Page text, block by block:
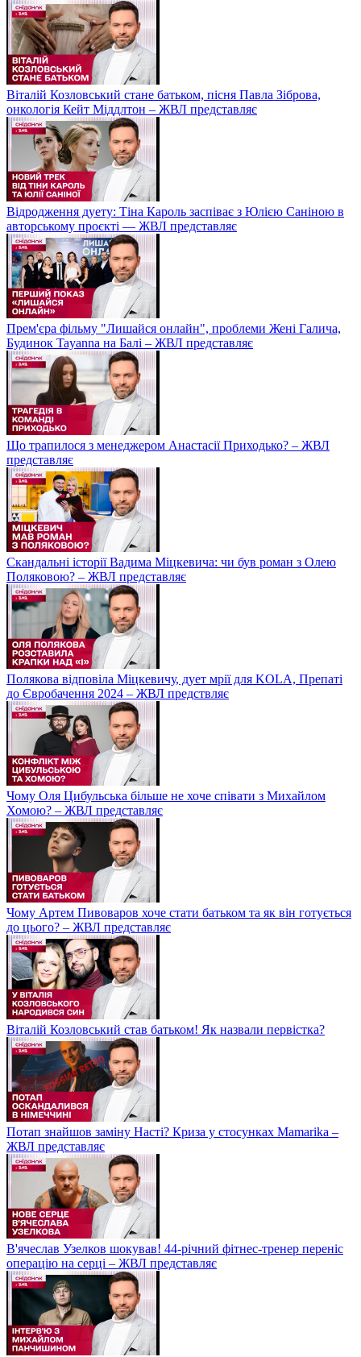
Віталій Козловський стане батьком, пісня Павла Зіброва,
онкологія Кейт Міддлтон – ЖВЛ представляє
Відродження дуету: Тіна Кароль заспіває з Юлією Саніною в
авторському проєкті — ЖВЛ представляє
Прем'єра фільму "Лишайся онлайн", проблеми Жені Галича,
Будинок Tayanna на Балі – ЖВЛ представляє
Що трапилося з менеджером Анастасії Приходько? – ЖВЛ
представляє
Скандальні історії Вадима Міцкевича: чи був роман з Олею
Поляковою? – ЖВЛ представляє
Полякова відповіла Міцкевичу, дует мрії для KOLA, Препаті
до Євробачення 2024 – ЖВЛ предствляє
Чому Оля Цибульська більше не хоче співати з Михайлом
Хомою? – ЖВЛ представляє
Чому Артем Пивоваров хоче стати батьком та як він готується
до цього? – ЖВЛ представляє
Віталій Козловський став батьком! Як назвали первістка?
Потап знайшов заміну Насті? Криза у стосунках Mamarika –
ЖВЛ представляє
В'ячеслав Узелков шокував! 44-річний фітнес-тренер переніс
операцію на серці – ЖВЛ представляє